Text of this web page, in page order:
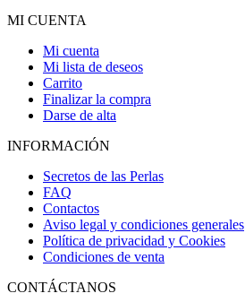
MI CUENTA
Mi cuenta
Mi lista de deseos
Carrito
Finalizar la compra
Darse de alta
INFORMACIÓN
Secretos de las Perlas
FAQ
Contactos
Aviso legal y condiciones generales
Política de privacidad y Cookies
Condiciones de venta
CONTÁCTANOS